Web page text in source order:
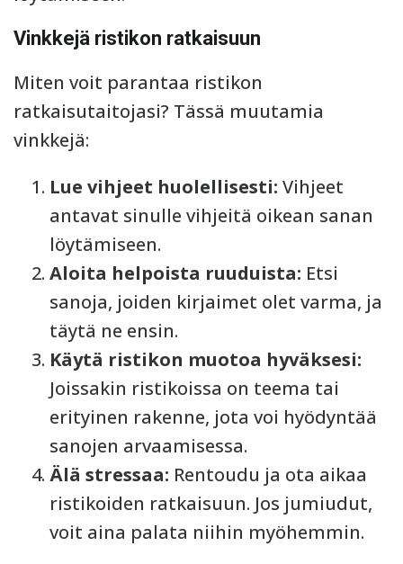
Vinkkejä ristikon ratkaisuun
Miten voit parantaa ristikon
ratkaisutaitojasi? Tässä muutamia
vinkkejä:
Lue vihjeet huolellisesti: Vihjeet
antavat sinulle vihjeitä oikean sanan
löytämiseen.
Aloita helpoista ruuduista: Etsi
sanoja, joiden kirjaimet olet varma, ja
täytä ne ensin.
Käytä ristikon muotoa hyväksesi:
Joissakin ristikoissa on teema tai
erityinen rakenne, jota voi hyödyntää
sanojen arvaamisessa.
Älä stressaa: Rentoudu ja ota aikaa
ristikoiden ratkaisuun. Jos jumiudut,
voit aina palata niihin myöhemmin.